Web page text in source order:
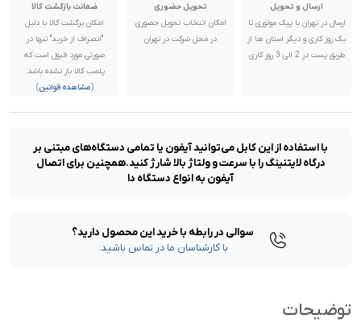
ارسال و تحویل
ارسال در تهران با پیک موتوری تا
یک روز کاری و دیگر استان ها از
طریق پست در 2 الی 3 روز کاری
تحویل حضوری
امکان انتخاب تحویل حضوری
در محل شرکت در تهران
ضمانت بازگشت کالا
امکان برگشت کالا با دلیل
"انصراف از خرید" تنها در
صورتی مورد قبول است که
پلمب کالا باز نشده باشد.
(مشاهده قوانین)
با استفاده از این کابل می‌توانید آیفون یا تمامی دستگاه‌های مبتنی بر
درگاه لایتنینگ را با سرعت و ولتاژ بالا شارژ کنید.همچنین برای اتصال
آیفون به انواع دستگاه دا
سوالی در رابطه با خرید این محصول دارید؟
با کارشناسان ما در تماس باشید.
توضیحات